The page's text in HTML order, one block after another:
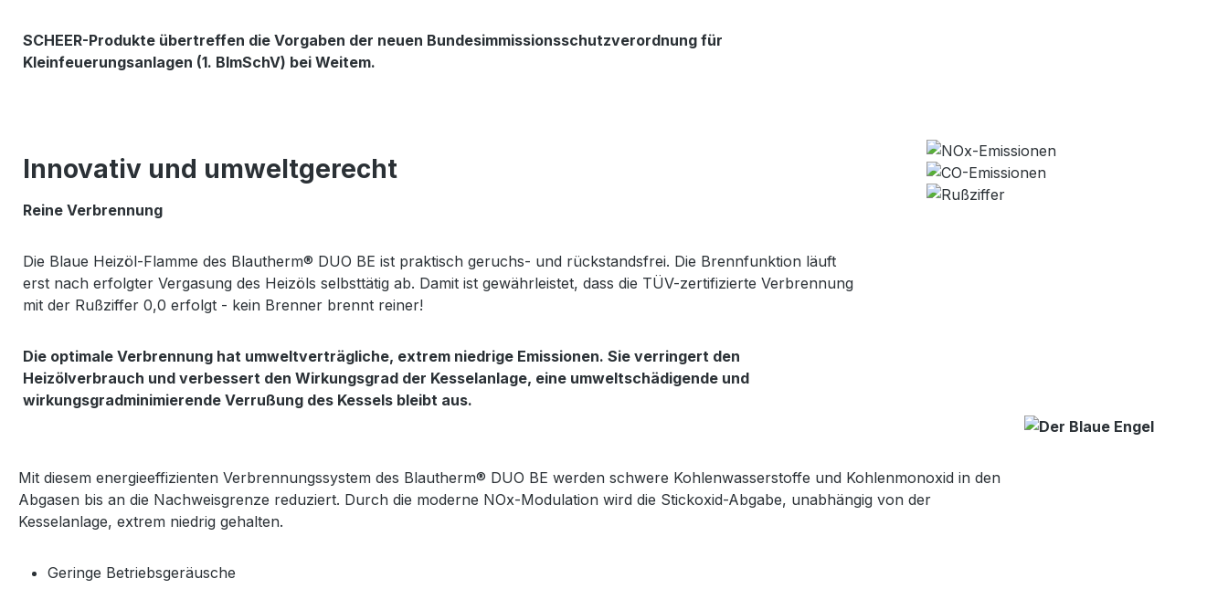
SCHEER-Produkte übertreffen die Vorgaben der neuen Bundesimmissionsschutzverordnung für
Kleinfeuerungsanlagen (1. BImSchV) bei Weitem.
Innovativ und umweltgerecht
Reine Verbrennung
Die Blaue Heizöl-Flamme des Blautherm® DUO BE ist praktisch geruchs- und rückstandsfrei. Die Brennfunktion läuft
erst nach erfolgter Vergasung des Heizöls selbsttätig ab. Damit ist gewährleistet, dass die TÜV-zertifizierte Verbrennung
mit der Rußziffer 0,0 erfolgt - kein Brenner brennt reiner!
Die optimale Verbrennung hat umweltverträgliche, extrem niedrige Emissionen. Sie verringert den
Heizölverbrauch und verbessert den Wirkungsgrad der Kesselanlage, eine umweltschädigende und
wirkungsgradminimierende Verrußung des Kessels bleibt aus.
Mit diesem energieeffizienten Verbrennungssystem des Blautherm® DUO BE werden schwere Kohlenwasserstoffe und Kohlenmonoxid in den
Abgasen bis an die Nachweisgrenze reduziert. Durch die moderne NOx-Modulation wird die Stickoxid-Abgabe, unabhängig von der
Kesselanlage, extrem niedrig gehalten.
Geringe Betriebsgeräusche